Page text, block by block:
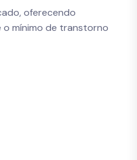
oferecendo
o mínimo de transtorno